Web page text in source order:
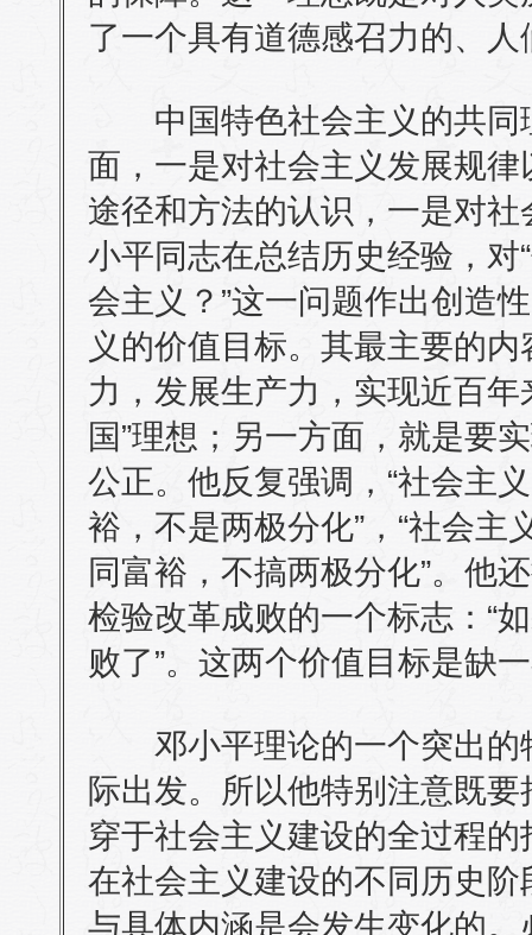
了一个具有道德感召力的、
中国特色社会主义的共同
面，一是对社会主义发展规
途径和方法的认识，一是对
小平同志在总结历史经验，
会主义？”这一问题作出创造
义的价值目标。其最主要的
力，发展生产力，实现近百
国”理想；另一方面，就是要
公正。他反复强调，“社会主
裕，不是两极分化”，“社会
同富裕，不搞两极分化”。他
检验改革成败的一个标志：“
败了”。这两个价值目标是缺
邓小平理论的一个突出的
际出发。所以他特别注意既
穿于社会主义建设的全过程
在社会主义建设的不同历史
与具体内涵是会发生变化的